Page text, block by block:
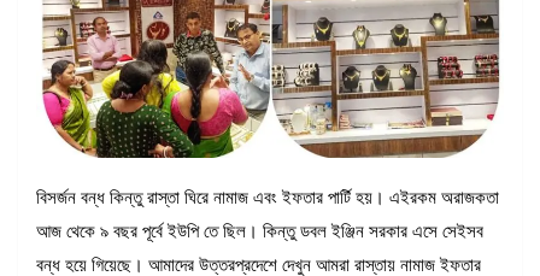
বিসর্জন বন্ধ কিন্তু রাস্তা ঘিরে নামাজ এবং ইফতার পার্টি হয়। এইরকম অরাজকতা
আজ থেকে ৯ বছর পূর্বে ইউপি তে ছিল। কিন্তু ডবল ইঞ্জিন সরকার এসে সেইসব
বন্ধ হয়ে গিয়েছে। আমাদের উত্তরপ্রদেশে দেখুন আমরা রাস্তায় নামাজ ইফতার